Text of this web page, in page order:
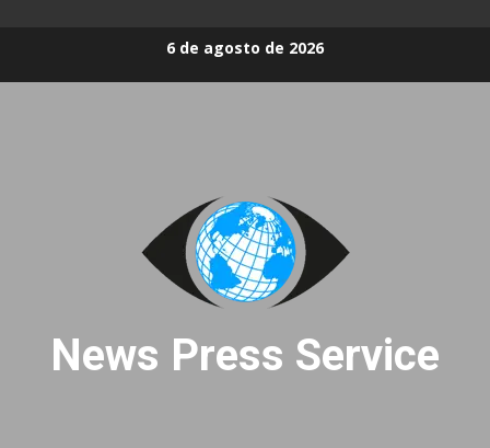
6 de agosto de 2026
News Press Service